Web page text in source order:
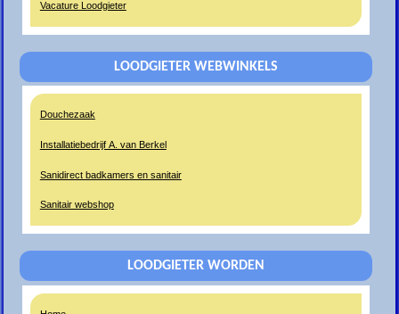
Vacature Loodgieter
LOODGIETER WEBWINKELS
Douchezaak
Installatiebedrijf A. van Berkel
Sanidirect badkamers en sanitair
Sanitair webshop
LOODGIETER WORDEN